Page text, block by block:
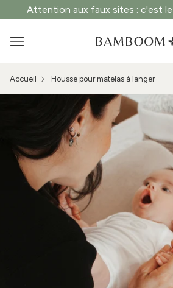
Attention aux faux sites : c'est
Accueil Housse pour matelas à langer